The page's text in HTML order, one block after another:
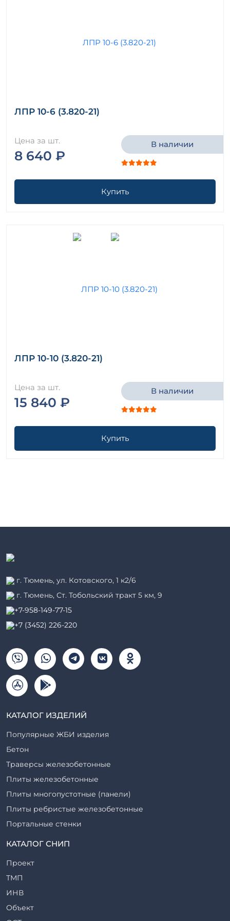
ЛПР 10-6 (3.820-21)
Цена за шт.
8 640 ₽
В наличии
Купить
ЛПР 10-10 (3.820-21)
Цена за шт.
15 840 ₽
В наличии
Купить
г. Тюмень, ул. Котовского, 1 к2/6
г. Тюмень, ​Ст. Тобольский тракт 5 км, 9
+7-958-149-77-15
+7 (3452) 226-220
КАТАЛОГ ИЗДЕЛИЙ
Популярные ЖБИ изделия
Бетон
Траверсы железобетонные
Плиты железобетонные
Плиты многопустотные (панели)
Плиты ребристые железобетонные
Портальные стенки
Прогоны железобетонные
Ригели железобетонные
Сваи железобетонные
Стеновые блоки
Стойки железобетонные
КАТАЛОГ СНИП
Проект
ТМП
ИНВ
Объект